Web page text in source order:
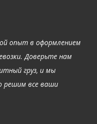
опыт в оформлением
Доверьте нам
груз, и мы
решим все ваши